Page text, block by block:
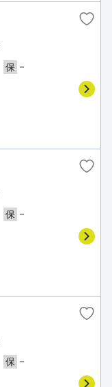
保 －
保 －
保 －